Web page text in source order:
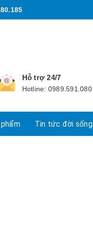
Hỗ trợ 24/7
Hotline: 0989.591.080
Tin tức đời sống